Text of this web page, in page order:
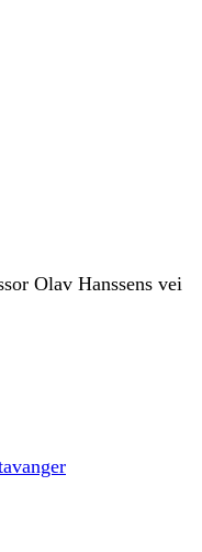
Olav Hanssens vei